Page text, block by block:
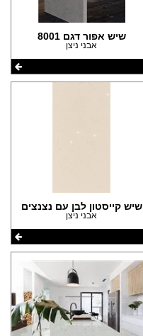
שיש אפור דגם 8001
אבני ניצן
שיש קייסטון לבן עם נצנצים
אבני ניצן